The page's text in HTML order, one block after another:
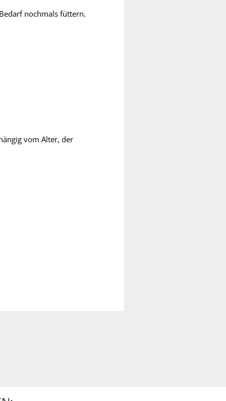
nochmals füttern.
vom Alter, der